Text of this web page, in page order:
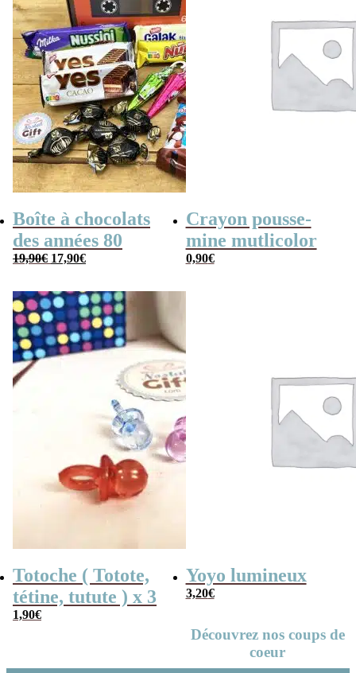
Boîte à chocolats
des années 80
19,90€ Le
prix
19,90€.
17,90€Le
prix
17,90€.
Crayon pousse-
mine mutlicolor
0,90€
Totoche ( Totote,
tétine, tutute ) x 3
1,90€
Yoyo lumineux
3,20€
Découvrez nos coups de
coeur